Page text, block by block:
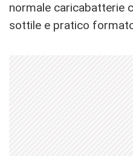
normale caricabatterie
sottile e pratico